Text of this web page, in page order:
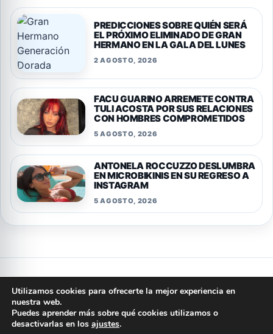
PREDICCIONES SOBRE QUIÉN SERÁ
EL PRÓXIMO ELIMINADO DE GRAN
HERMANO EN LA GALA DEL LUNES
2 AGOSTO, 2026
FACU GUARINO ARREMETE CONTRA
TULI ACOSTA POR SUS RELACIONES
CON HOMBRES COMPROMETIDOS
5 AGOSTO, 2026
ANTONELA ROCCUZZO DESLUMBRA
EN MICROBIKINIS EN SU REGRESO A
INSTAGRAM
5 AGOSTO, 2026
PrivacidadCookiesTerminos y condicionesAviso legal
Quienes somosPolitica editorialContacto
© 2026 ARGENTINA PORTAL
Utilizamos cookies para ofrecerte la mejor experiencia en
nuestra web.
Puedes aprender más sobre qué cookies utilizamos o
desactivarlas en los ajustes.